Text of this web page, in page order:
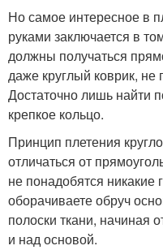
Но самое интересное в
руками заключается в
должны получаться
даже круглый коврик, не
Достаточно лишь найти
крепкое кольцо.
Принцип плетения
отличаться от
не понадобятся никакие
оборачиваете обруч
полоски ткани, начиная
и над основой.